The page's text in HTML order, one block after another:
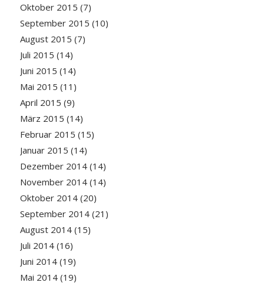
Oktober 2015 (7)
September 2015 (10)
August 2015 (7)
Juli 2015 (14)
Juni 2015 (14)
Mai 2015 (11)
April 2015 (9)
März 2015 (14)
Februar 2015 (15)
Januar 2015 (14)
Dezember 2014(14)
November 2014(14)
Oktober 2014(20)
September 2014(21)
August 2014(15)
Juli 2014(16)
Juni 2014(19)
Mai 2014(19)